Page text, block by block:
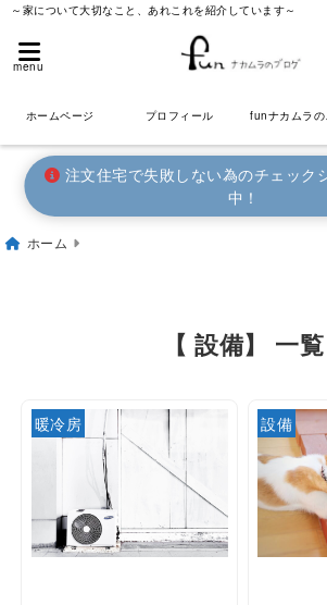
～家について大切なこと、あれこれを紹介しています～
menu
ホームページ プロフィール funナカムラの
注文住宅で失敗しない為のチェック
中！
ホーム
【 設備】 一覧
暖冷房 設備